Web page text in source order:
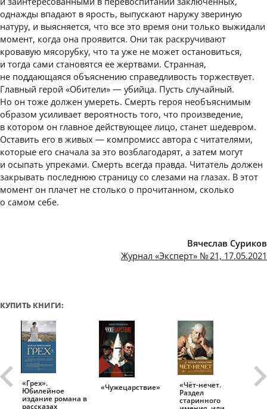
однажды впадают в ярость, выпускают наружу звериную
натуру, и выясняется, что все это время они только выжидали
момент, когда она проявится. Они так раскручивают
кровавую мясорубку, что та уже не может остановиться,
и тогда сами становятся ее жертвами. Странная,
не поддающаяся объяснению справедливость торжествует.
Главный герой «Обители» — убийца. Пусть случайный.
Но он тоже должен умереть. Смерть героя необъяснимым
образом усиливает вероятность того, что произведение,
в котором он главное действующее лицо, станет шедевром.
Оставить его в живых — компромисс автора с читателями,
которые его сначала за это возблагодарят, а затем могут
и осыпать упреками. Смерть всегда правда. Читатель должен
закрывать последнюю страницу со слезами на глазах. В этот
момент он плачет не столько о прочитанном, сколько
о самом себе.
Вячеслав Суриков
Журнал «Эксперт» № 21, 17.05.2021
КУПИТЬ КНИГИ:
«Грех».
Юбилейное
издание романа в
рассказах
«Чужецарствие» «Чёт-нечет.
Раздел
старинного